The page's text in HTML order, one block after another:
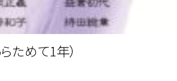
ためて1年）